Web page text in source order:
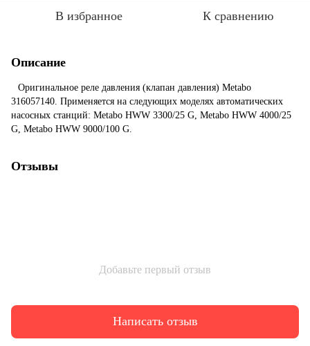
В избранное К сравнению
Описание
Оригинальное реле давления (клапан давления) Metabo
316057140. Применяется на следующих моделях автоматических
насосных станций: Metabo HWW 3300/25 G, Metabo HWW 4000/25
G, Metabo HWW 9000/100 G.
Отзывы
Добавьте первый отзыв
Написать отзыв